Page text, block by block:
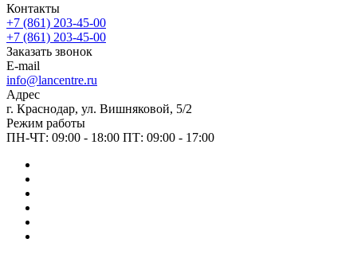
Контакты
+7 (861) 203-45-00
+7 (861) 203-45-00
Заказать звонок
E-mail
info@lancentre.ru
Адрес
г. Краснодар, ул. Вишняковой, 5/2
Режим работы
ПН-ЧТ: 09:00 - 18:00 ПТ: 09:00 - 17:00